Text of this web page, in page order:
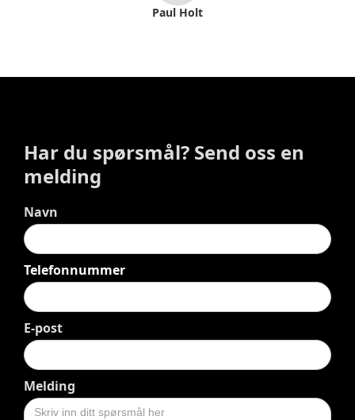
Paul Holt
Har du spørsmål? Send oss en
melding
Navn
Telefonnummer
E-post
Melding